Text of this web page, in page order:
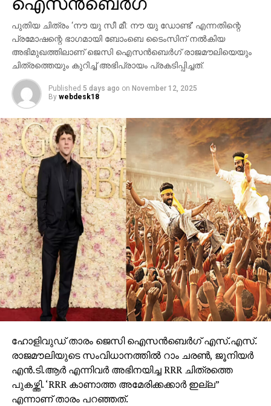
ബി.സി.ഇ 7200-ലെ ലങ്കാനഗരം, വാരണാസിയിലെ
മണികര്‍ണികാ ഘട്ട് തുടങ്ങിയ ഭീമാകാര
ദൃശ്യവിശേഷങ്ങള്‍ അതിശയത്തോടെ
അവതരിപ്പിക്കുന്നു.
കയ്യില്‍ ത്രിശൂലം പിടിച്ച് കാളയുടെ പുറത്ത്
സവാരിയുമായി എത്തുന്ന രുദ്രയായി മഹേഷ്
ബാബുവിന്റെ എന്‍ട്രിയാണ് ട്രെയിലറിന്റെ ഹൈലൈറ്റ്.
അതേപോലെ, വേദിയിലേക്കും മഹേഷ് ബാബു
കാളപ്പുറത്ത് സവാരിയായി എത്തിയപ്പോള്‍ 60,000-
ത്തിലധികം പ്രേക്ഷകര്‍ കൈയ്യടി മുഴക്കി വരവേറ്റു.
ഐമാക്‌സ് ഫോര്‍മാറ്റിലാണ് ഈ ചിത്രം ഒരുക്കുന്നത്.
അതിനാല്‍ തന്നെ തിയേറ്ററുകളില്‍ അത്ഭുതകരമായ
കാഴ്ചാനുഭവം സമ്മാനിക്കുമെന്നുറപ്പ്. ബാഹുബലി,
ഞഞഞ എന്നിവയുടെ സംവിധായകന്‍ രാജമൗലിയുടെ
ഈ ബ്രഹ്‌മാണ്ഡ പ്രോജക്റ്റ് 2027-ല്‍
തിയേറ്ററുകളിലേക്ക് എത്തും.
പുതിയ ചിത്രം ‘നൗ യു സീ മീ: നൗ യു ഡോണ്ട്’ എന്നതിന്റെ
പ്രമോഷന്റെ ഭാഗമായി ബോംബെ ടൈംസിന് നല്‍കിയ
അഭിമുഖത്തിലാണ് ജെസി ഐസന്‍ബെര്‍ഗ് രാജമൗലിയെയും
ചിത്രത്തെയും കുറിച്ച് അഭിപ്രായം പ്രകടിപ്പിച്ചത്.
Published 5 days ago on November 12, 2025
By webdesk18
ഹോളിവുഡ് താരം ജെസി ഐസന്‍ബെര്‍ഗ് എസ്.എസ്.
രാജമൗലിയുടെ സംവിധാനത്തില്‍ റാം ചരണ്‍, ജൂനിയര്‍
എന്‍.ടി.ആര്‍ എന്നിവര്‍ അഭിനയിച്ച RRR ചിത്രത്തെ
പുകഴ്ത്തി. ‘RRR കാണാത്ത അമേരിക്കക്കാര്‍ ഇല്ല”
എന്നാണ് താരം പറഞ്ഞത്.